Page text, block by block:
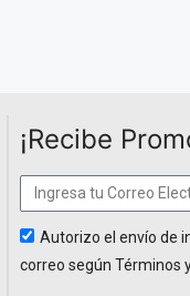
¡Recibe
Autorizo el envío de
correo según Términos